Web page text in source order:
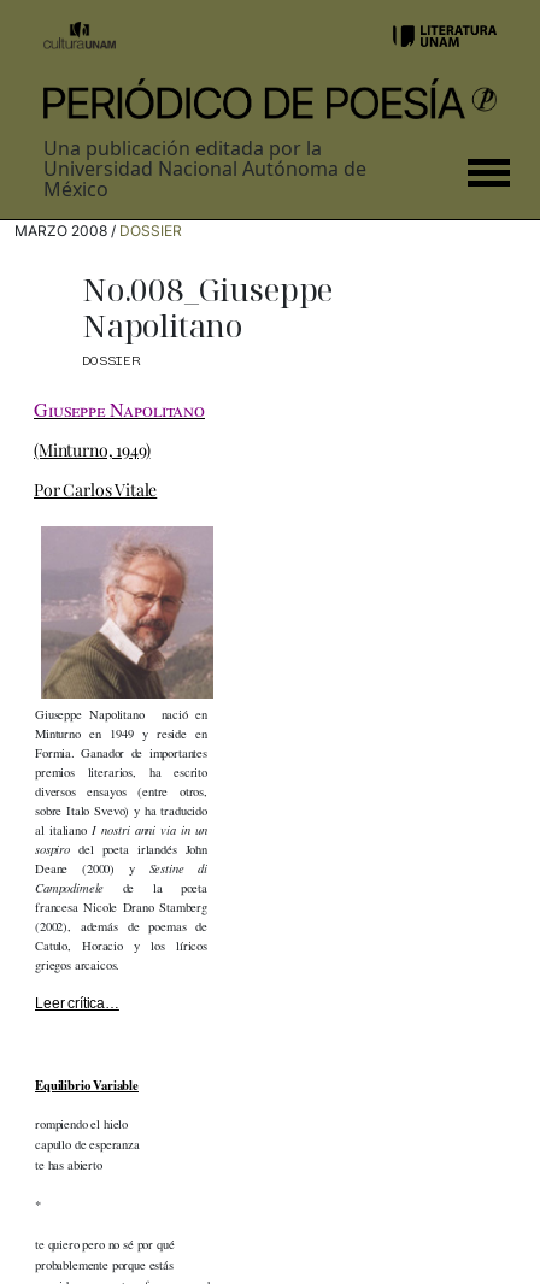
Una publicación editada por la
Universidad Nacional Autónoma de
México
MARZO 2008 / DOSSIER
No.008_Giuseppe
Napolitano
DOSSIER
Giuseppe Napolitano
(Minturno, 1949)
Por Carlos Vitale
Giuseppe Napolitano nació en
Minturno en 1949 y reside en
Formia. Ganador de importantes
premios literarios, ha escrito
diversos ensayos (entre otros,
sobre Italo Svevo) y ha traducido
al italianoI nostri anni via in un
sospirodel poeta irlandés John
Deane (2000) y Sestine di
Campodimele de la poeta
francesa Nicole Drano Stamberg
(2002), además de poemas de
Catulo, Horacio y los líricos
griegos arcaicos.
Leer crítica…
Equilibrio Variable
rompiendo el hielo
capullo de esperanza
te has abierto
*
te quiero pero no sé por qué
probablemente porque estás